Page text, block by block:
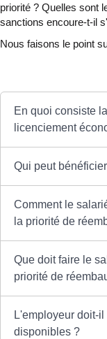
priorité ? Quelles sont
sanctions encoure-t-il
Nous faisons le point
En quoi consiste
licenciement
Qui peut
Comment le
la priorité de
Que doit faire le
priorité de
L'employeur doit-
disponibles ?